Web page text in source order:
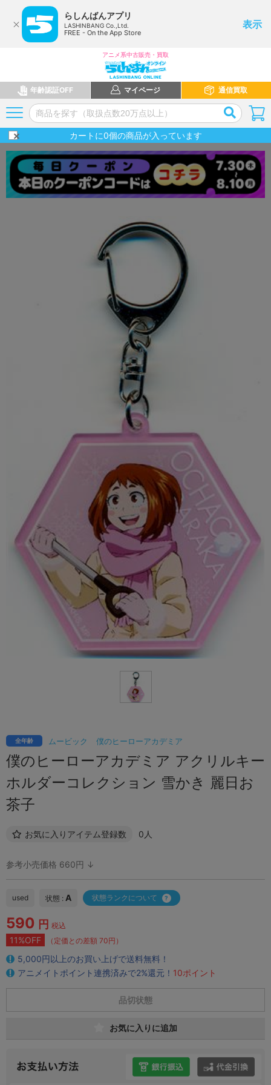
らしんばんアプリ
LASHINBANG Co.,Ltd.
FREE - On the App Store
表示
アニメ系中古販売・買取
年齢認証OFF マイページ 通信買取
カートに0個の商品が入っています
ムービック 僕のヒーローアカデミア
全年齢
僕のヒーローアカデミア アクリルキー
ホルダーコレクション 雪かき 麗日お
茶子
お気に入りアイテム登録数 0人
参考小売価格 660円 ↓
used 状態 : A 状態ランクについて
590 円 税込
11%OFF （定価との差額 70円）
5,000円以上のお買い上げで送料無料！
アニメイトポイント連携済みで2%還元！ 10ポイント
品切状態
お気に入りに追加